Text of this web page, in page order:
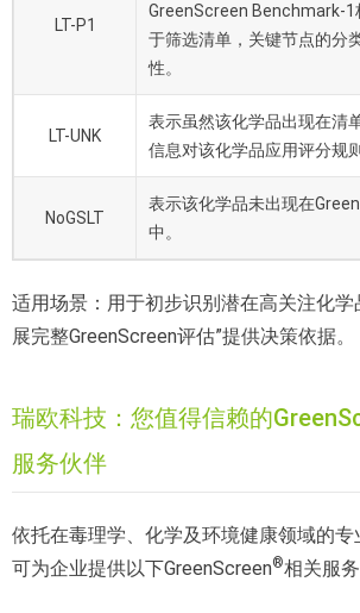
LT-P1
GreenScreen Benchmark-1
于筛选清单，关键节点的分
性。
LT-UNK
表示虽然该化学品出现在清
信息对该化学品应用评分规则
NoGSLT
表示该化学品未出现在
中。
适用场景：用于初步识别潜在高关注化学
展完整GreenScreen评估”提供决策依据。
瑞欧科技：您值得信赖的
服务伙伴
依托在毒理学、化学及环境健康领域的
可为企业提供以下GreenScreen®相关服务